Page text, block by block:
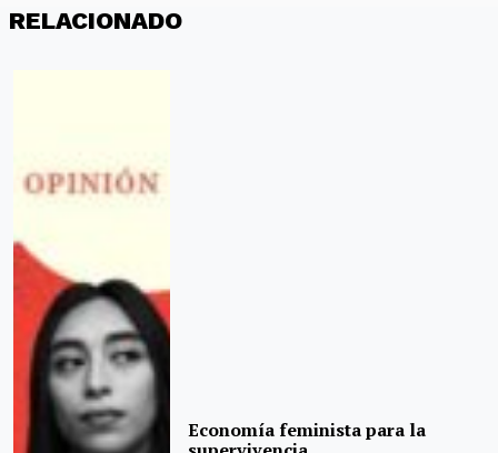
RELACIONADO
Economía feminista para la